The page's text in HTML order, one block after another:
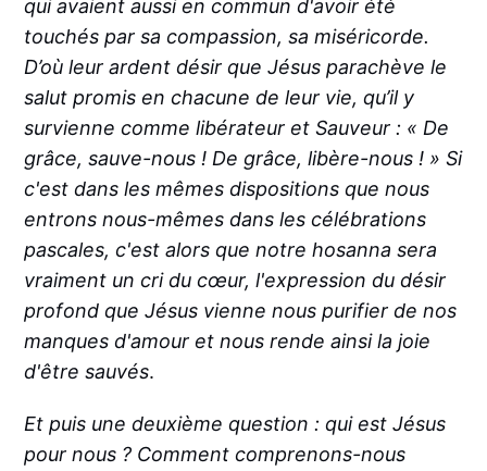
qui avaient aussi en commun d'avoir été
touchés par sa compassion, sa miséricorde.
D’où leur ardent désir que Jésus parachève le
salut promis en chacune de leur vie, qu’il y
survienne comme libérateur et Sauveur : « De
grâce, sauve-nous ! De grâce, libère-nous ! » Si
c'est dans les mêmes dispositions que nous
entrons nous-mêmes dans les célébrations
pascales, c'est alors que notre hosanna sera
vraiment un cri du cœur, l'expression du désir
profond que Jésus vienne nous purifier de nos
manques d'amour et nous rende ainsi la joie
d'être sauvés.
Et puis une deuxième question : qui est Jésus
pour nous ? Comment comprenons-nous